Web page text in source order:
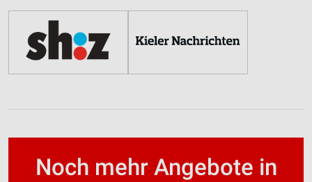
Noch mehr Angebote in